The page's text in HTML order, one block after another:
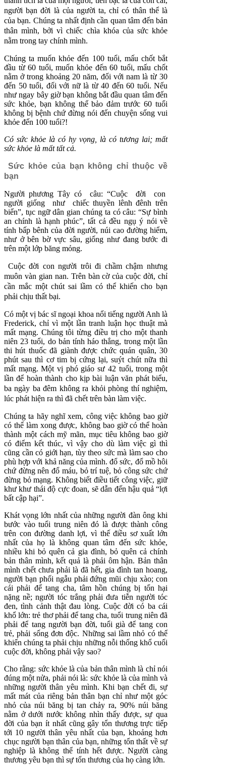
người bạn đời là của người ta, chỉ có thân thể là
của bạn. Chúng ta nhất định cần quan tâm đến bản
thân mình, bởi vì chiếc chìa khóa của sức khỏe
nằm trong tay chính mình.
Chúng ta muốn khỏe đến 100 tuổi, mấu chốt bắt
đầu từ 60 tuổi, muốn khỏe đến 60 tuổi, mấu chốt
nằm ở trong khoảng 20 năm, đối với nam là từ 30
đến 50 tuổi, đối với nữ là từ 40 đến 60 tuổi. Nếu
như ngay bây giờ bạn không bắt đầu quan tâm đến
sức khỏe, bạn không thể bảo đảm trước 60 tuổi
không bị bệnh chứ đừng nói đến chuyện sống vui
khỏe đến 100 tuổi?!
Có sức khỏe là có hy vọng, là có tương lai; mất
sức khỏe là mất tất cả.
Sức khỏe của bạn không chỉ thuộc về
bạn
Người phương Tây có câu: “Cuộc đời con
người giống như chiếc thuyền lênh đênh trên
biển”, tục ngữ dân gian chúng ta có câu: “Sự bình
an chính là hạnh phúc”, tất cả đều ngụ ý nói về
tính bấp bênh của đời người, núi cao đường hiểm,
như ở bên bờ vực sâu, giống như đang bước đi
trên một lớp băng mỏng.
Cuộc đời con người trôi đi chầm chậm nhưng
muôn vàn gian nan. Trên bàn cờ của cuộc đời, chỉ
cần mắc một chút sai lầm có thể khiến cho bạn
phải chịu thất bại.
Có một vị bác sĩ ngoại khoa nổi tiếng người Anh là
Frederick, chỉ vì một lần tranh luận học thuật mà
mất mạng. Chúng tôi từng điều trị cho một thanh
niên 23 tuổi, do bản tính háo thắng, trong một lần
thi hút thuốc đã giành được chức quán quân, 30
phút sau thì cơ tim bị cứng lại, suýt chút nữa thì
mất mạng. Một vị phó giáo sư 42 tuổi, trong một
lần để hoàn thành cho kịp bài luậnvăn phát biểu,
ba ngày ba đêm không ra khỏi phòng thí nghiệm,
lúc phát hiện ra thì đã chết trên bàn làm việc.
Chúng ta hãy nghĩ xem, công việc không bao giờ
có thể làm xong được, không bao giờ có thể hoàn
thành một cách mỹ mãn, mục tiêu không bao giờ
có điểm kết thúc, vì vậy cho dù làm việc gì thì
cũng cần có giới hạn, tùy theo sức mà làm sao cho
phù hợp với khả năng của mình. đổ sức, đổ mồ hôi
chứ đừng nên đổ máu, bỏ trí tuệ, bỏ công sức chứ
đừng bỏ mạng. Không biết điều tiết công việc, giữ
khư khư thái độ cực đoan, sẽ dẫn đến hậu quả “lợi
bất cập hại”.
Khát vọng lớn nhất của những người đàn ông khi
bước vào tuổi trung niên đó là được thành công
trên con đường danh lợi, vì thế điều sơ xuất lớn
nhất của họ là không quan tâm đến sức khỏe,
nhiều khi bỏ quên cả gia đình, bỏ quên cả chính
bản thân mình, kết quả là phải ôm hận. Bản thân
mình chết chưa phải là đã hết, gia đình tan hoang,
người bạn phối ngẫu phải đứng mũi chịu xào; con
cái phải để tang cha, tâm hồn chúng bị tổn hại
nặng nề; người tóc trắng phải đưa tiễn người tóc
đen, tình cảnh thật đau lòng. Cuộc đời có ba cái
khổ lớn: trẻ thơ phải để tang cha, tuổi trung niên đã
phải để tang người bạn đời, tuổi già để tang con
trẻ, phải sống đơn độc. Những sai lầm nhỏ có thể
khiến chúng ta phải chịu những nỗi thống khổ cuối
cuộc đời, không phải vậy sao?
Cho rằng: sức khỏe là của bản thân mình là chỉ nói
đúng một nửa, phải nói là: sức khỏe là của mình và
những người thân yêu mình. Khi bạn chết đi, sự
mất mát của riêng bản thân bạn chỉ như một góc
nhỏ của núi băng bị tan chảy ra, 90% núi băng
nằm ở dưới nước không nhìn thấy được, sự qua
đời của bạn ít nhất cũng gây tổn thương trực tiếp
tới 10 người thân yêu nhất của bạn, khoảng hơn
chục người bạn thân của bạn, những tổn thất về sự
nghiệp là không thể tính hết được. Người càng
thương yêu bạn thì sự tổn thương của họ càng lớn.